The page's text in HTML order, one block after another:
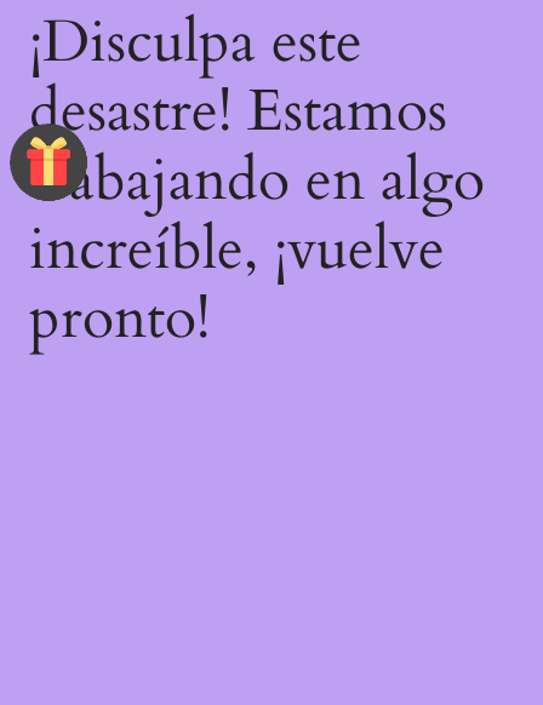
¡Disculpa este
desastre! Estamos
trabajando en algo
increíble, ¡vuelve
pronto!